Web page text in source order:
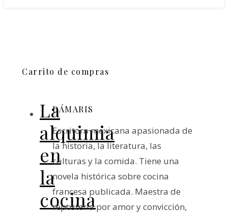
Carrito de compras
La
alquimia
en
la
cocina
DÁMARIS
Escritora mexicana apasionada de
la historia, la literatura, las
culturas y la comida. Tiene una
novela histórica sobre cocina
francesa publicada. Maestra de
repostería por amor y convicción,